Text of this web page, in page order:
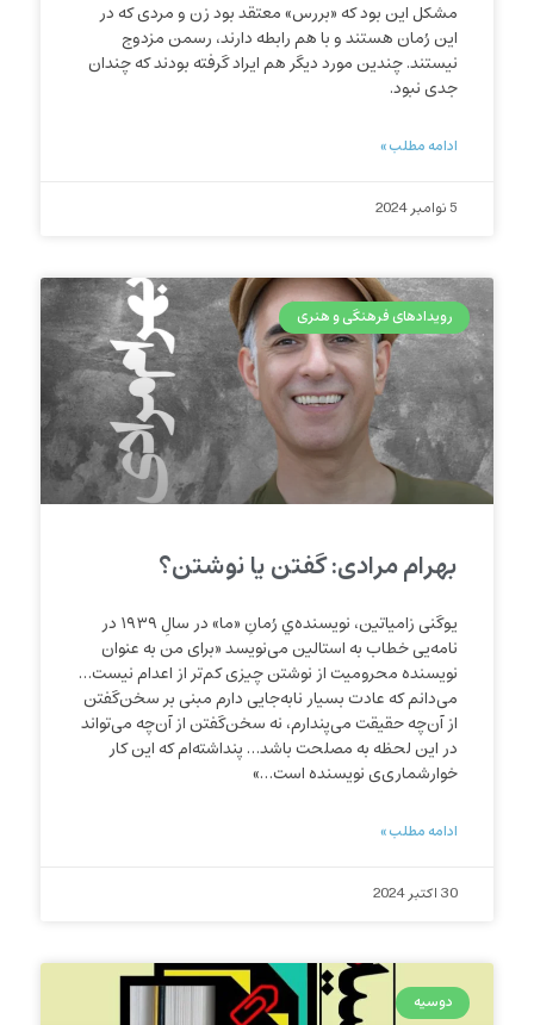
مشکل این بود که «بررس» معتقد بود زن و مردی که در
این رُمان هستند و با هم رابطه دارند، رسمن مزدوج
نیستند. چندین مورد دیگر هم ایراد گرفته بودند که چندان
جدی نبود.
ادامه مطلب »
5 نوامبر 2024
رویدادهای فرهنگی و هنری
بهرام مرادی: گفتن یا نوشتن؟
یوگنی زامیاتین، نویسنده‌ي رُمانِ «ما» در سالِ ۱۹۳۹ در
نامه‌یی خطاب به استالین می‌نویسد «برای من به عنوان
نویسنده محرومیت از نوشتن چیزی کم‌تر از اعدام نیست…
می‌دانم که عادت بسیار نابه‌جایی دارم مبنی بر سخن‌گفتن
از آن‌چه حقیقت می‌پندارم، نه سخن‌گفتن از آن‌چه می‌تواند
در این لحظه به مصلحت باشد… پنداشته‌ام که این کار
خوارشماری‌ی نویسنده است…»
ادامه مطلب »
30 اکتبر 2024
دوسیه